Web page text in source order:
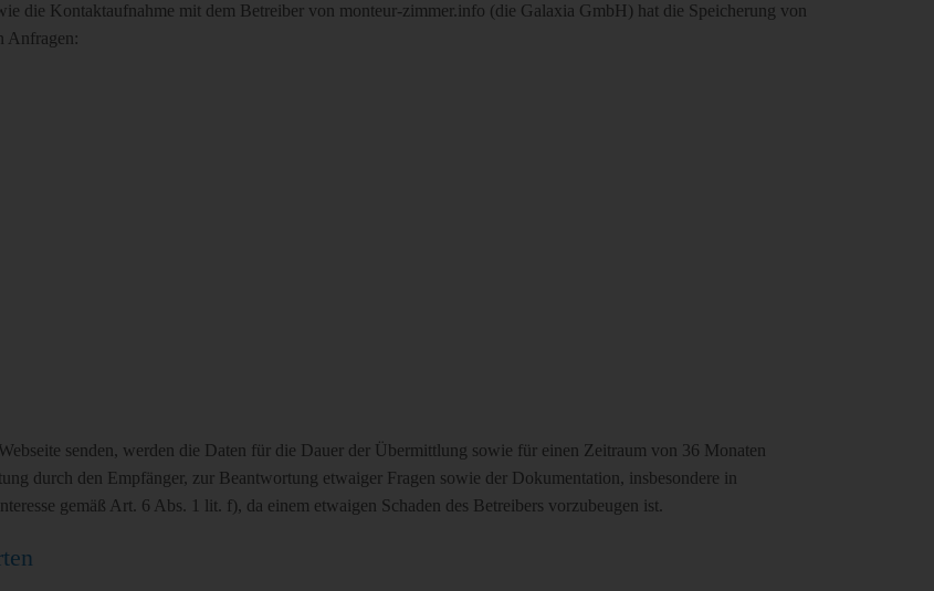
die Kontaktaufnahme mit dem Betreiber von monteur-zimmer.info (die Galaxia GmbH) hat die Speicherung von
Anfragen:
senden, werden die Daten für die Dauer der Übermittlung sowie für einen Zeitraum von 36 Monaten
durch den Empfänger, zur Beantwortung etwaiger Fragen sowie der Dokumentation, insbesondere in
gemäß Art. 6 Abs. 1 lit. f), da einem etwaigen Schaden des Betreibers vorzubeugen ist.